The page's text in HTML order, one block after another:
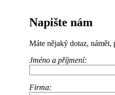
Napište nám
Máte nějaký dotaz,
Jméno a příjmení:
Firma: